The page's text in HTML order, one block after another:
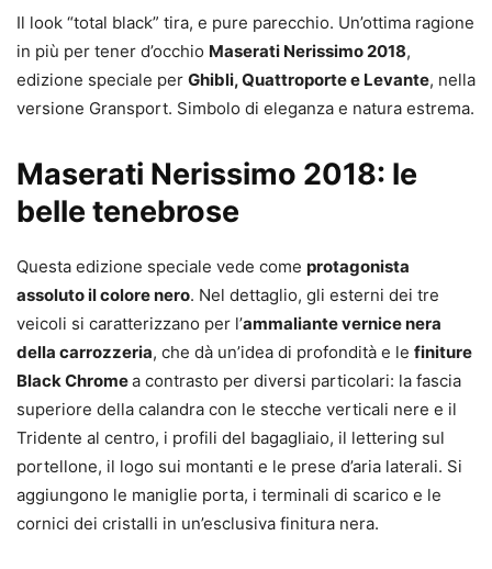
Il look “total black” tira, e pure parecchio. Un’ottima ragione
in più per tener d’occhio Maserati Nerissimo 2018,
edizione speciale per Ghibli, Quattroporte e Levante, nella
versione Gransport. Simbolo di eleganza e natura estrema.
Maserati Nerissimo 2018: le
belle tenebrose
Questa edizione speciale vede come protagonista
assoluto il colore nero. Nel dettaglio, gli esterni dei tre
veicoli si caratterizzano per l’ammaliante vernice nera
della carrozzeria, che dà un’idea di profondità e le finiture
Black Chromea contrasto per diversi particolari: la fascia
superiore della calandra con le stecche verticali nere e il
Tridente al centro, i profili del bagagliaio, il lettering sul
portellone, il logo sui montanti e le prese d’aria laterali. Si
aggiungono le maniglie porta, i terminali di scarico e le
cornici dei cristalli in un’esclusiva finitura nera.